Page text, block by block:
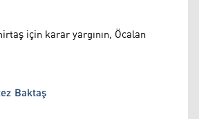
için karar yargının, Öcalan
Baktaş